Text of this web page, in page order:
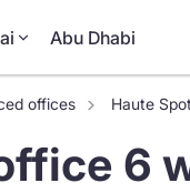
Abu Dhabi
offices Haute Spot
6